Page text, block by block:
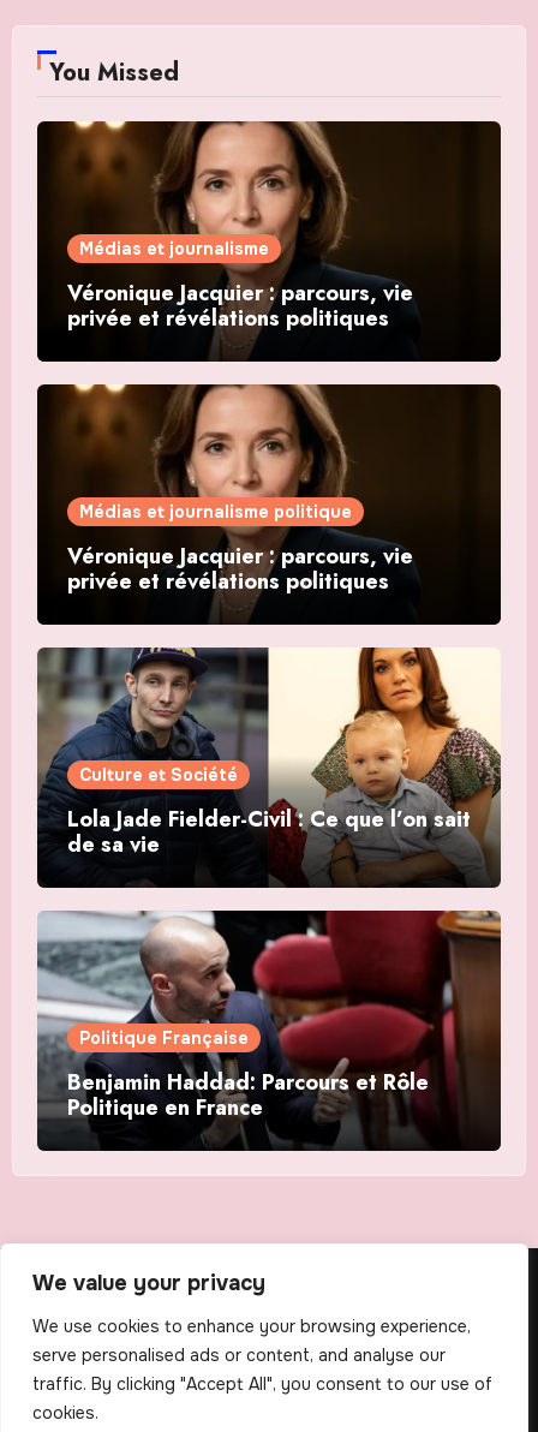
We value your privacy
We use cookies to enhance your browsing experience,
serve personalised ads or content, and analyse our
traffic. By clicking "Accept All", you consent to our use of
cookies.
You Missed
Médias et journalisme
Véronique Jacquier : parcours, vie
privée et révélations politiques
Médias et journalisme politique
Véronique Jacquier : parcours, vie
privée et révélations politiques
Culture et Société
Lola Jade Fielder-Civil : Ce que l’on sait
de sa vie
Politique Française
Benjamin Haddad: Parcours et Rôle
Politique en France
The Scribens